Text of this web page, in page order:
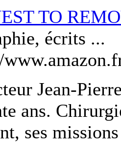
TO
écrits ...
Jean-
ans.
ses